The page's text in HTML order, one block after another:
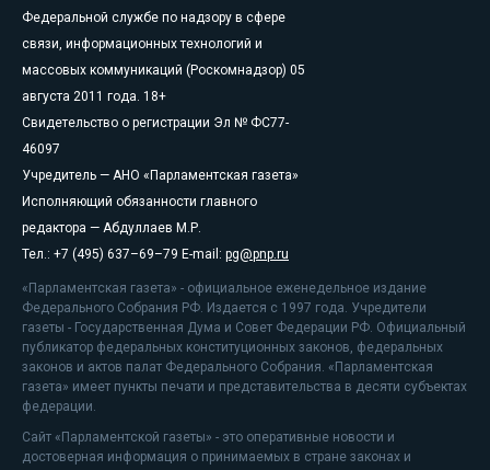
Федеральной службе по надзору в сфере
связи, информационных технологий и
массовых коммуникаций (Роскомнадзор) 05
августа 2011 года. 18+
Свидетельство о регистрации Эл № ФС77-
46097
Учредитель — АНО «Парламентская газета»
Исполняющий обязанности главного
редактора — Абдуллаев М.Р.
Тел.: +7 (495) 637–69–79 E-mail: pg@pnp.ru
«Парламентская газета» - официальное еженедельное издание
Федерального Собрания РФ. Издается с 1997 года. Учредители
газеты - Государственная Дума и Совет Федерации РФ. Официальный
публикатор федеральных конституционных законов, федеральных
законов и актов палат Федерального Собрания. «Парламентская
газета» имеет пункты печати и представительства в десяти субъектах
федерации.
Сайт «Парламентской газеты» - это оперативные новости и
достоверная информация о принимаемых в стране законах и